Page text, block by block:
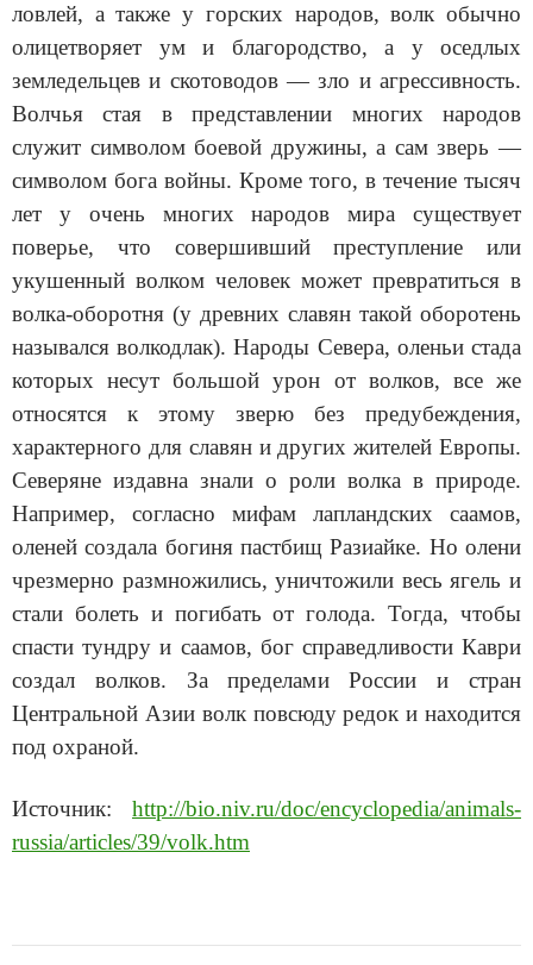
ловлей, а также у горских народов, волк обычно
олицетворяет ум и благородство, а у оседлых
земледельцев и скотоводов — зло и агрессивность.
Волчья стая в представлении многих народов
служит символом боевой дружины, а сам зверь —
символом бога войны. Кроме того, в течение тысяч
лет у очень многих народов мира существует
поверье, что совершивший преступление или
укушенный волком человек может превратиться в
волка-оборотня (у древних славян такой оборотень
назывался волкодлак). Народы Севера, оленьи стада
которых несут большой урон от волков, все же
относятся к этому зверю без предубеждения,
характерного для славян и других жителей Европы.
Северяне издавна знали о роли волка в природе.
Например, согласно мифам лапландских саамов,
оленей создала богиня пастбищ Разиайке. Но олени
чрезмерно размножились, уничтожили весь ягель и
стали болеть и погибать от голода. Тогда, чтобы
спасти тундру и саамов, бог справедливости Каври
создал волков. За пределами России и стран
Центральной Азии волк повсюду редок и находится
под охраной.
Источник: http://bio.niv.ru/doc/encyclopedia/animals-
russia/articles/39/volk.htm